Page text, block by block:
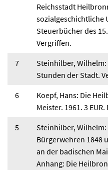
Reichsstadt
sozialgeschichtliche
Steuerbücher des
Vergriffen.
7
Steinhilber,
Stunden der Stadt.
6
Koepf, Hans: Die
Meister. 1961. 3
5
Steinhilber,
Bürgerwehren 1848
an der badischen
Anhang: Die